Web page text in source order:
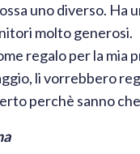
uno diverso. Ha
molto generosi.
regalo per la mia
li vorrebbero
perchè sanno